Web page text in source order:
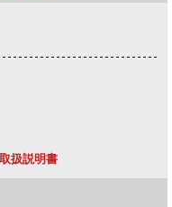
扱説明書